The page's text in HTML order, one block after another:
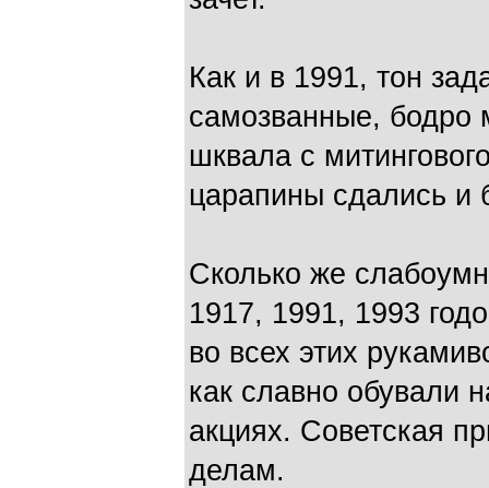
Как и в 1991, тон
самозванные, бодро
шквала с
царапины сдались и
Сколько же
1917, 1991, 1993
во всех этих
как славно обували
акциях. Советская
делам.